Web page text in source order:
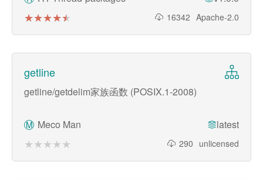
★★★★★
★★★★★ 16342 Apache-2.0
getline
getline/getdelim家族函数 (POSIX.1-2008)
M Meco Man latest
★★★★★
★★★★★ 290 unlicensed